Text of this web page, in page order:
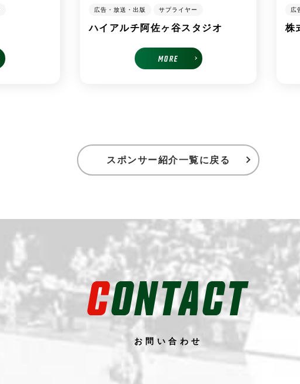
広告・放送・出版 サプライヤー
ハイアルチ阿佐ヶ谷スタジオ
MORE
広
株
スポンサー紹介一覧に戻る
CONTACT
お問い合わせ